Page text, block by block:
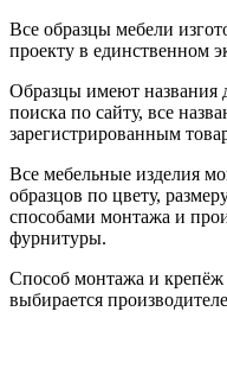
Все образцы мебели
проекту в единственном
Образцы имеют названия
поиска по сайту, все
зарегистрированным
Все мебельные изделия
образцов по цвету,
способами монтажа и
фурнитуры.
Способ монтажа и крепёж
выбирается